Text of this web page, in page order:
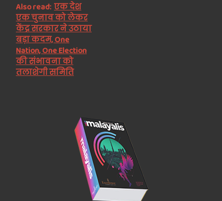
Also read: एक देश
एक चुनाव को लेकर
केंद्र सरकार ने उठाया
बड़ा कदम, One
Nation, One Election
की संभावना को
तलाशेगी समिति